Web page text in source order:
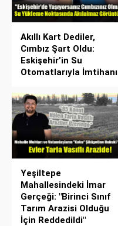
Akıllı Kart Dediler,
Cımbız Şart Oldu:
Eskişehir’in Su
Otomatlarıyla İmtihanı
Yeşiltepe
Mahallesindeki İmar
Gerçeği: "Birinci Sınıf
Tarım Arazisi Olduğu
İçin Reddedildi"